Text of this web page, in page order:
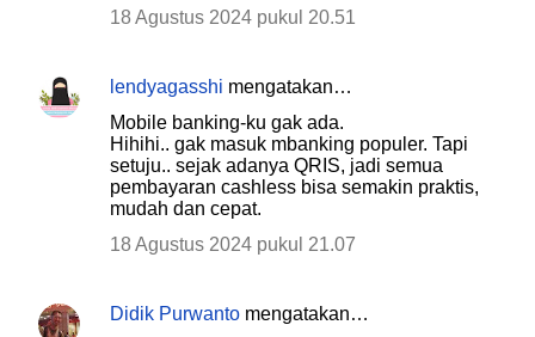
18 Agustus 2024 pukul 20.51
lendyagasshi mengatakan…
Mobile banking-ku gak ada.
Hihihi.. gak masuk mbanking populer. Tapi
setuju.. sejak adanya QRIS, jadi semua
pembayaran cashless bisa semakin praktis,
mudah dan cepat.
18 Agustus 2024 pukul 21.07
Didik Purwanto mengatakan…